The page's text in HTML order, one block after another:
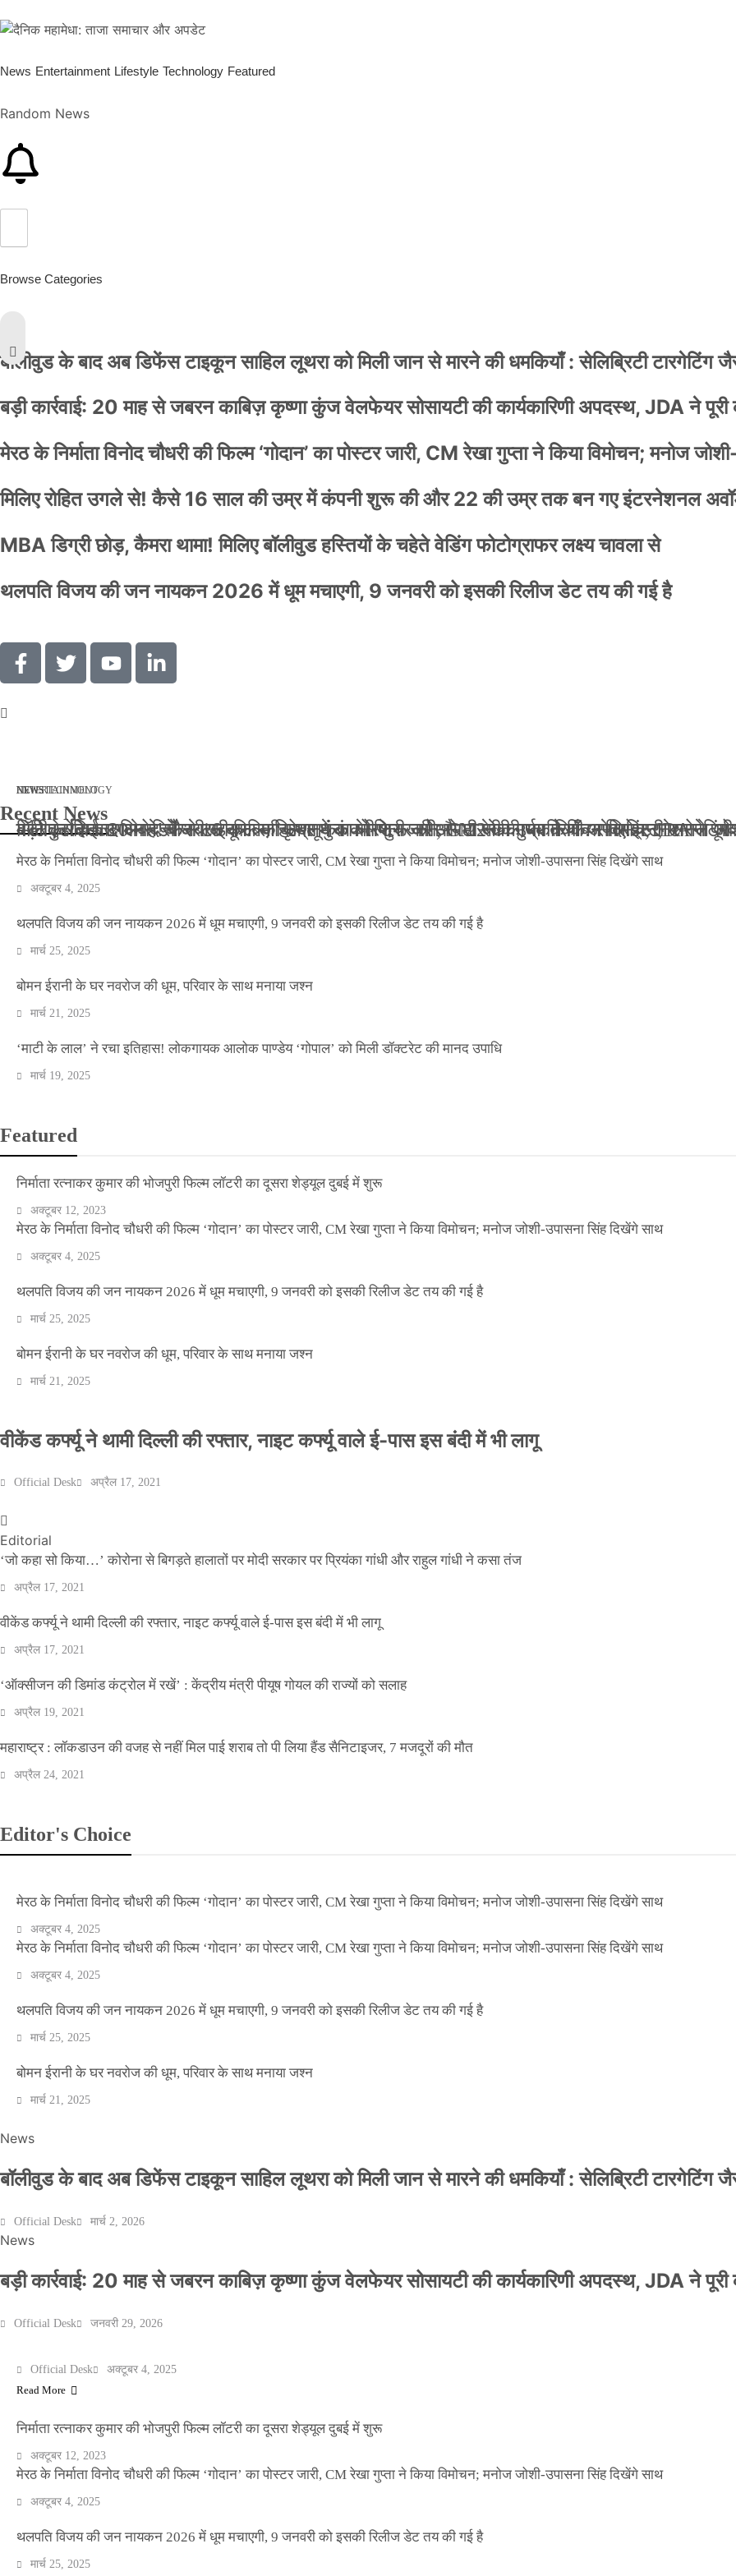
News Entertainment Lifestyle Technology Featured
Random News
Browse Categories
बॉलीवुड के बाद अब डिफेंस टाइकून साहिल लूथरा को मिली जान से मारने की धमकियाँ : सेलिब्रिटी टारगेटिंग
बड़ी कार्रवाई: 20 माह से जबरन काबिज़ कृष्णा कुंज वेलफेयर सोसायटी की कार्यकारिणी अपदस्थ, JDA ने पूरी
मेरठ के निर्माता विनोद चौधरी की फिल्म ‘गोदान’ का पोस्टर जारी, CM रेखा गुप्ता ने किया विमोचन; मनोज
मिलिए रोहित उगले से! कैसे 16 साल की उम्र में कंपनी शुरू की और 22 की उम्र तक बन गए इंटरनेशनल
MBA डिग्री छोड़, कैमरा थामा! मिलिए बॉलीवुड हस्तियों के चहेते वेडिंग फोटोग्राफर लक्ष्य चावला से
थलपति विजय की जन नायकन 2026 में धूम मचाएगी, 9 जनवरी को इसकी रिलीज डेट तय की गई है
NEWS मार्च 2, 2026
बॉलीवुड के बाद अब डिफेंस टाइकून साहिल लूथरा को मिली जान से मारने की धमकियाँ : सेलिब्रिटी
NEWS जनवरी 29, 2026
बड़ी कार्रवाई: 20 माह से जबरन काबिज़ कृष्णा कुंज वेलफेयर सोसायटी की कार्यकारिणी अपदस्थ, JDA ने
ENTERTAINMENT
मेरठ के निर्माता विनोद चौधरी की फिल्म ‘गोदान’ का पोस्टर जारी, CM रेखा गुप्ता ने किया विमोचन; मनोज
NEWSTECHNOLOGY
मिलिए रोहित उगले से! कैसे 16 साल की उम्र में कंपनी शुरू की और 22 की उम्र तक बन गए इंटरनेशनल
Recent News
मेरठ के निर्माता विनोद चौधरी की फिल्म ‘गोदान’ का पोस्टर जारी, CM रेखा गुप्ता ने किया विमोचन; मनोज जोशी-उपासना सिंह दिखेंगे साथ
अक्टूबर 4, 2025
थलपति विजय की जन नायकन 2026 में धूम मचाएगी, 9 जनवरी को इसकी रिलीज डेट तय की गई है
मार्च 25, 2025
बोमन ईरानी के घर नवरोज की धूम, परिवार के साथ मनाया जश्न
मार्च 21, 2025
‘माटी के लाल’ ने रचा इतिहास! लोकगायक आलोक पाण्डेय ‘गोपाल’ को मिली डॉक्टरेट की मानद उपाधि
मार्च 19, 2025
Featured
निर्माता रत्नाकर कुमार की भोजपुरी फिल्म लॉटरी का दूसरा शेड्यूल दुबई में शुरू
अक्टूबर 12, 2023
मेरठ के निर्माता विनोद चौधरी की फिल्म ‘गोदान’ का पोस्टर जारी, CM रेखा गुप्ता ने किया विमोचन; मनोज जोशी-उपासना सिंह दिखेंगे साथ
अक्टूबर 4, 2025
थलपति विजय की जन नायकन 2026 में धूम मचाएगी, 9 जनवरी को इसकी रिलीज डेट तय की गई है
मार्च 25, 2025
बोमन ईरानी के घर नवरोज की धूम, परिवार के साथ मनाया जश्न
मार्च 21, 2025
वीकेंड कर्फ्यू ने थामी दिल्ली की रफ्तार, नाइट कर्फ्यू वाले ई-पास इस बंदी में भी लागू
Official Desk अप्रैल 17, 2021
Editorial
‘जो कहा सो किया…’ कोरोना से बिगड़ते हालातों पर मोदी सरकार पर प्रियंका गांधी और राहुल गांधी ने कसा तंज
अप्रैल 17, 2021
वीकेंड कर्फ्यू ने थामी दिल्ली की रफ्तार, नाइट कर्फ्यू वाले ई-पास इस बंदी में भी लागू
अप्रैल 17, 2021
‘ऑक्सीजन की डिमांड कंट्रोल में रखें’ : केंद्रीय मंत्री पीयूष गोयल की राज्यों को सलाह
अप्रैल 19, 2021
महाराष्ट्र : लॉकडाउन की वजह से नहीं मिल पाई शराब तो पी लिया हैंड सैनिटाइजर, 7 मजदूरों की मौत
अप्रैल 24, 2021
Editor's Choice
मेरठ के निर्माता विनोद चौधरी की फिल्म ‘गोदान’ का पोस्टर जारी, CM रेखा गुप्ता ने किया विमोचन; मनोज जोशी-उपासना सिंह दिखेंगे साथ
अक्टूबर 4, 2025
मेरठ के निर्माता विनोद चौधरी की फिल्म ‘गोदान’ का पोस्टर जारी, CM रेखा गुप्ता ने किया विमोचन; मनोज जोशी-उपासना सिंह दिखेंगे साथ
अक्टूबर 4, 2025
थलपति विजय की जन नायकन 2026 में धूम मचाएगी, 9 जनवरी को इसकी रिलीज डेट तय की गई है
मार्च 25, 2025
बोमन ईरानी के घर नवरोज की धूम, परिवार के साथ मनाया जश्न
मार्च 21, 2025
News
बॉलीवुड के बाद अब डिफेंस टाइकून साहिल लूथरा को मिली जान से मारने की धमकियाँ : सेलिब्रिटी टारगेटिंग
Official Desk मार्च 2, 2026
News
बड़ी कार्रवाई: 20 माह से जबरन काबिज़ कृष्णा कुंज वेलफेयर सोसायटी की कार्यकारिणी अपदस्थ, JDA ने पूरी
Official Desk जनवरी 29, 2026
Official Desk
अक्टूबर 4, 2025
Read More
निर्माता रत्नाकर कुमार की भोजपुरी फिल्म लॉटरी का दूसरा शेड्यूल दुबई में शुरू
अक्टूबर 12, 2023
मेरठ के निर्माता विनोद चौधरी की फिल्म ‘गोदान’ का पोस्टर जारी, CM रेखा गुप्ता ने किया विमोचन; मनोज जोशी-उपासना सिंह दिखेंगे साथ
अक्टूबर 4, 2025
थलपति विजय की जन नायकन 2026 में धूम मचाएगी, 9 जनवरी को इसकी रिलीज डेट तय की गई है
मार्च 25, 2025